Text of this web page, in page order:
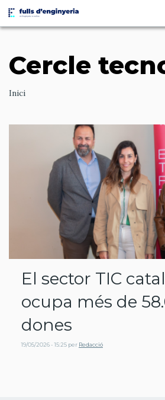
Vés
contingut
Cercle
Ruta
navegació
Inici
El sector TIC
ocupa més de
dones
19/05/2026 - 15:25 per Redacció